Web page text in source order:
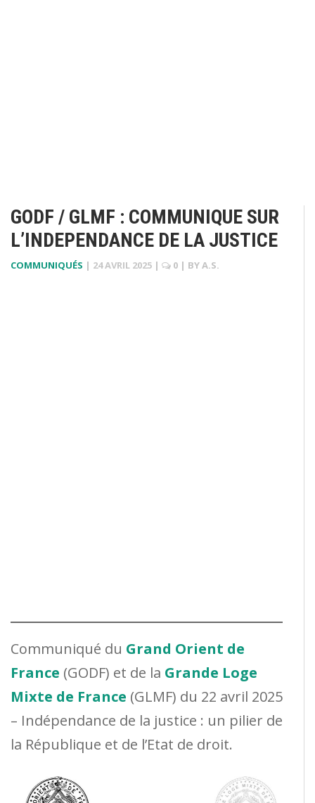
GODF / GLMF : COMMUNIQUE SUR
L’INDEPENDANCE DE LA JUSTICE
COMMUNIQUÉS | 24 AVRIL 2025 | 0 | BYA.S.
Communiqué du Grand Orient de
France (GODF) et de la Grande Loge
Mixte de France (GLMF) du 22 avril 2025
– Indépendance de la justice : un pilier de
la République et de l’Etat de droit.